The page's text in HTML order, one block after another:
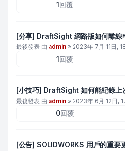
1回覆
[分享] DraftSight 網路版如何離線
最後發表 由 admin » 2023年 7月 11日,
1回覆
[小技巧] DraftSight 如何能紀錄上
最後發表 由 admin » 2023年 6月 12日,
0回覆
[公告] SOLIDWORKS 用戶的重要